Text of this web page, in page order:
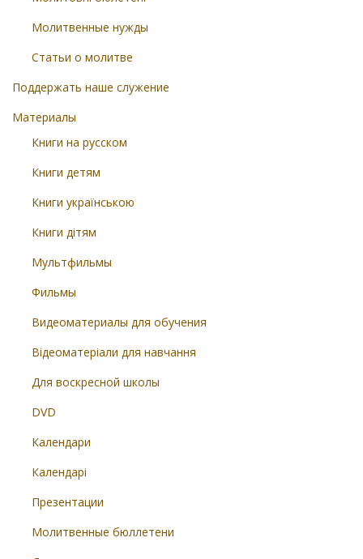
Молитвенные нужды
Статьи о молитве
Поддержать наше служение
Материалы
Книги на русском
Книги детям
Книги українською
Книги дітям
Мультфильмы
Фильмы
Видеоматериалы для обучения
Відеоматеріали для навчання
Для воскресной школы
DVD
Календари
Календарі
Презентации
Молитвенные бюллетени